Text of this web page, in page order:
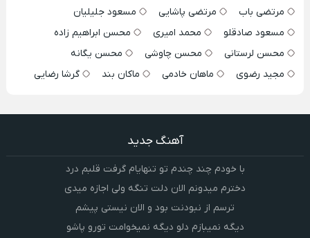
مرتضی باب
مرتضی پاشایی
مسعود جلیلیان
مسعود صادقلو
محمد امیری
محسن ابراهیم زاده
محسن لرستانی
محسن چاوشی
محسن یگانه
مجید رضوی
ماهان خادمی ماکان بند گرشا رضایی
آهنگ جدید
با خودم چند چندم تو تنهایام گرفت قلبم درد
دخترم میدونم الان دلت تنگه ولی اجازه میدی
ترسم از نبودنت بود و الان نیستی پیشم
دیگه نمیبازم دلو دیگه نمیخوامت تورو پاشو